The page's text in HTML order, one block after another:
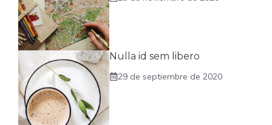
Nulla id sem libero
29 de septiembre de 2020